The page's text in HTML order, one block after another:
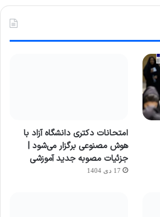
امتحانات دکتری دانشگاه آزاد با
هوش مصنوعی برگزار می‌شود |
جزئیات مصوبه جدید آموزشی
17 دی 1404